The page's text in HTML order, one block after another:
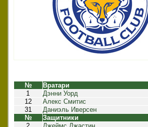
№
Вратари
1
Дэнни Уорд
12
Алекс Смитис
31
Даниэль Иверсен
№
Защитники